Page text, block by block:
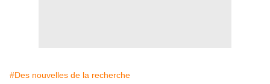
#Des nouvelles de la recherche